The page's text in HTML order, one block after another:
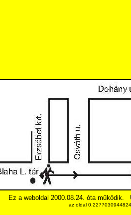
Ez a weboldal 2000.08.24. óta működik.
az oldal